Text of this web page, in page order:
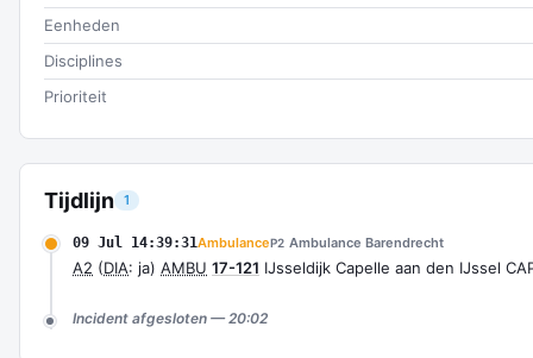
Tijdlijn 1
09 Jul 14:39:31AmbulanceP2 Ambulance Barendrecht
A2 (DIA: ja) AMBU 17-121 IJsseldijk Capelle aan den IJssel
Incident afgesloten — 20:02
Eenheden
Disciplines
Prioriteit